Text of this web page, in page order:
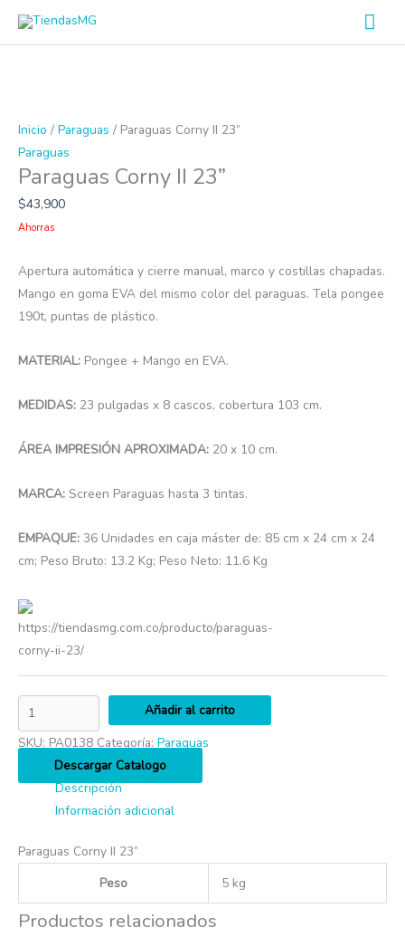
Inicio / Paraguas / Paraguas Corny II 23”
Paraguas
Paraguas Corny II 23”
$43,900
Ahorras
Apertura automática y cierre manual, marco y costillas chapadas.
Mango en goma EVA del mismo color del paraguas. Tela pongee
190t, puntas de plástico.
MATERIAL: Pongee + Mango en EVA.
MEDIDAS: 23 pulgadas x 8 cascos, cobertura 103 cm.
ÁREA IMPRESIÓN APROXIMADA: 20 x 10 cm.
MARCA: Screen Paraguas hasta 3 tintas.
EMPAQUE: 36 Unidades en caja máster de: 85 cm x 24 cm x 24
cm; Peso Bruto: 13.2 Kg; Peso Neto: 11.6 Kg
https://tiendasmg.com.co/producto/paraguas-
corny-ii-23/
Corny
II
23”
cantidad
Añadir al carrito
SKU: PA0138 Categoría: Paraguas
Descargar Catalogo
Descripción
Información adicional
Paraguas Corny II 23”
Peso
5 kg
Productos relacionados
producto
múltiples
pueden
de